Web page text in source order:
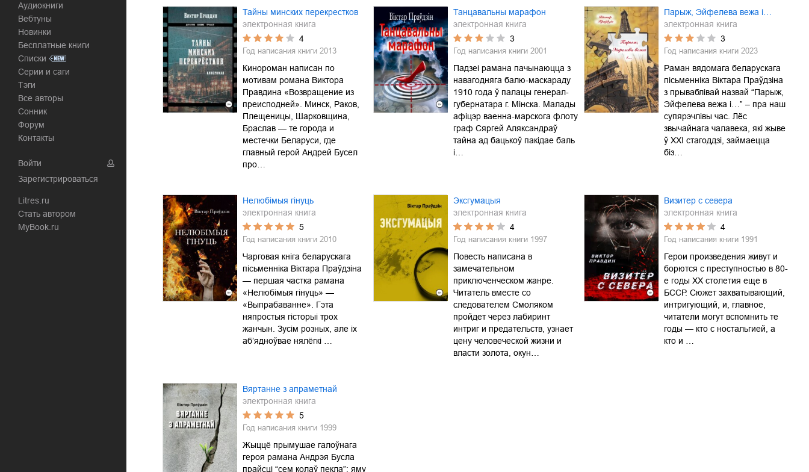
Аудиокниги
Вебтуны
Новинки
Бесплатные книги
Списки
Серии и саги
Тэги
Все авторы
Сонник
Форум
Контакты
Войти
Зарегистрироваться
Litres.ru
Стать автором
MyBook.ru
Тайны минских перекрестков
электронная книга
4
Год написания книги 2013
Кинороман написан по
мотивам романа Виктора
Правдина «Возвращение из
преисподней». Минск, Раков,
Плещеницы, Шарковщина,
Браслав — те города и
местечки Беларуси, где
главный герой Андрей Бусел
про…
Танцавальны марафон
электронная книга
3
Год написания книги 2001
Падзеі рамана пачынаюцца з
навагодняга балю-маскараду
1910 года ў палацы генерал-
губернатара г. Мінска. Малады
афіцэр ваенна-марскога флоту
граф Сяргей Аляксандраў
тайна ад бацькоў пакідае баль
і…
Парыж, Эйфелева вежа і…
электронная книга
3
Год написания книги 2023
Раман вядомага беларускага
пісьменніка Віктара Праўдзіна
з прываблівай назвай “Парыж,
Эйфелева вежа і…” – пра наш
супярэчлівы час. Лёс
звычайнага чалавека, які жыве
ў ХХІ стагоддзі, займаецца
біз…
Нелюбімыя гінуць
электронная книга
5
Год написания книги 2010
Чарговая кніга беларускага
пісьменніка Віктара Праўдзіна
— першая частка рамана
«Нелюбімыя гінуць» —
«Выпрабаванне». Гэта
няпростыя гісторыі трох
жанчын. Зусім розных, але іх
аб’ядноўвае нялёгкі …
Эксгумацыя
электронная книга
4
Год написания книги 1997
Повесть написана в
замечательном
приключенческом жанре.
Читатель вместе со
следователем Смоляком
пройдет через лабиринт
интриг и предательств, узнает
цену человеческой жизни и
власти золота, окун…
Визитер с севера
электронная книга
4
Год написания книги 1991
Герои произведения живут и
борются с преступностью в 80-
е годы ХХ столетия еще в
БССР. Сюжет захватывающий,
интригующий, и, главное,
читатели могут вспомнить те
годы — кто с ностальгией, а
кто и …
Вяртанне з апраметнай
электронная книга
5
Год написания книги 1999
Жыццё прымушае галоўнага
героя рамана Андрэя Бусла
прайсці “сем колаў пекла”: яму